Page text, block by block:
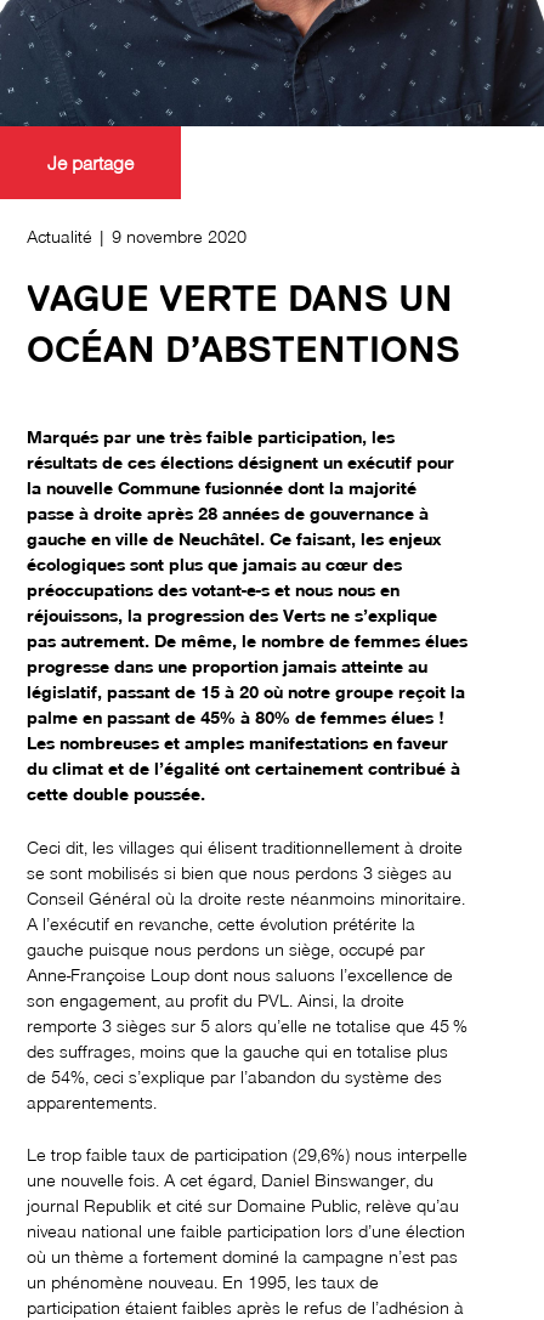
Actualité | 9 novembre 2020
VAGUE VERTE DANS UN
OCÉAN D’ABSTENTIONS
Marqués par une très faible participation, les
résultats de ces élections désignent un exécutif pour
la nouvelle Commune fusionnée dont la majorité
passe à droite après 28 années de gouvernance à
gauche en ville de Neuchâtel. Ce faisant, les enjeux
écologiques sont plus que jamais au cœur des
préoccupations des votant-e-s et nous nous en
réjouissons, la progression des Verts ne s’explique
pas autrement. De même, le nombre de femmes élues
progresse dans une proportion jamais atteinte au
législatif, passant de 15 à 20 où notre groupe reçoit la
palme en passant de 45% à 80% de femmes élues !
Les nombreuses et amples manifestations en faveur
du climat et de l’égalité ont certainement contribué à
cette double poussée.
Ceci dit, les villages qui élisent traditionnellement à droite
se sont mobilisés si bien que nous perdons 3 sièges au
Conseil Général où la droite reste néanmoins minoritaire.
A l’exécutif en revanche, cette évolution prétérite la
gauche puisque nous perdons un siège, occupé par
Anne-Françoise Loup dont nous saluons l’excellence de
son engagement, au profit du PVL. Ainsi, la droite
remporte 3 sièges sur 5 alors qu’elle ne totalise que 45 %
des suffrages, moins que la gauche qui en totalise plus
de 54%, ceci s’explique par l’abandon du système des
apparentements.
Le trop faible taux de participation (29,6%) nous interpelle
une nouvelle fois. A cet égard, Daniel Binswanger, du
journal Republik et cité sur Domaine Public, relève qu’au
niveau national une faible participation lors d’une élection
où un thème a fortement dominé la campagne n’est pas
un phénomène nouveau. En 1995, les taux de
participation étaient faibles après le refus de l’adhésion à
Je partage